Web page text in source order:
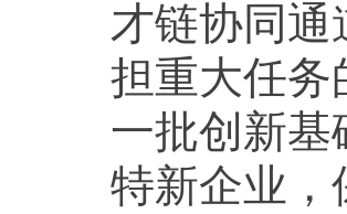
才链协同
担重大任
一批创新
特新企业